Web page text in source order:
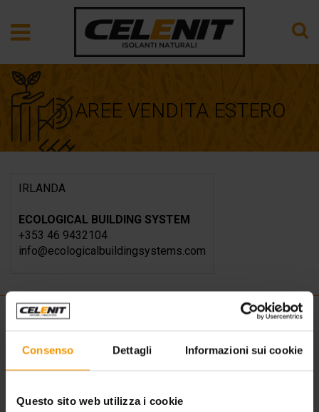
Consenso Dettagli Informazioni sui cookie
Questo sito web utilizza i cookie
AREE VENDITA ESTERO
IRLANDA
ECOLOGICAL BUILDING SYSTEM
+353 46 9432104
info@ecologicalbuildingsystems.com
Chi siamo
Cos'è
Sostenibilità
ACOUSTIC | DESIGN
Concetto
Applicazioni